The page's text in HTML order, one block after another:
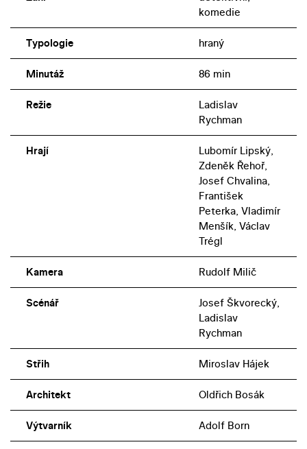
komedie
Typologie hraný
Minutáž 86 min
Režie
Ladislav
Rychman
Hrají
Lubomír Lipský,
Zdeněk Řehoř,
Josef Chvalina,
František
Peterka, Vladimír
Menšík, Václav
Trégl
Kamera Rudolf Milič
Scénář
Josef Škvorecký,
Ladislav
Rychman
Střih Miroslav Hájek
Architekt Oldřich Bosák
Výtvarník Adolf Born